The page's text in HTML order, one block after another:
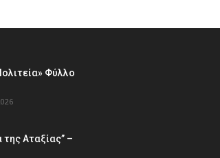
Φύλλο
της Αταξίας” –